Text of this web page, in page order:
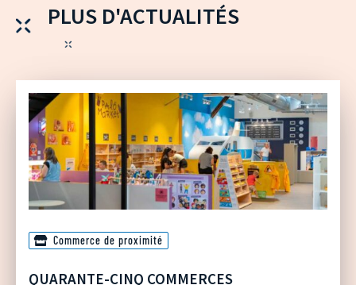
PLUS D'ACTUALITÉS
Commerce de proximité
QUARANTE-CINQ COMMERCES